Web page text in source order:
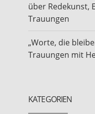
über Redekunst,
Trauungen
„Worte, die
Trauungen mit
KATEGORIEN